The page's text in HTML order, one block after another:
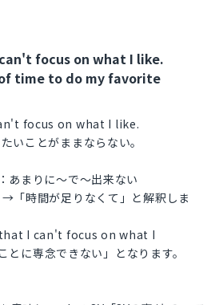
focus on what I like.
time to do my favorite
focus on what I like.
いことがままならない。
まりに～で～出来ない
「時間が足りなくて」と解釈しま
I can't focus on what I
に専念できない」となります。